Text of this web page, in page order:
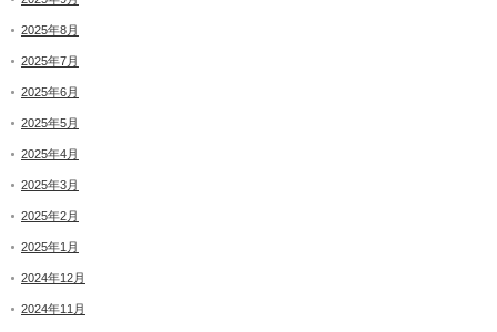
2025年8月
2025年7月
2025年6月
2025年5月
2025年4月
2025年3月
2025年2月
2025年1月
2024年12月
2024年11月